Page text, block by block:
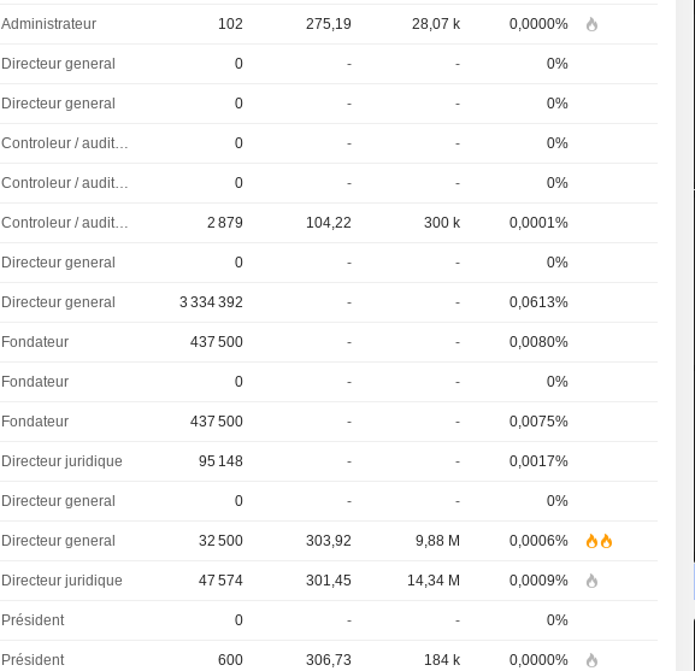
Administrateur 102 275,19 28,07 k 0,0000%
Directeur general 0 - - 0%
Directeur general 0 - - 0%
Controleur / auditeur 0 - - 0%
Controleur / auditeur 0 - - 0%
Controleur / auditeur 2 879 104,22 300 k 0,0001%
Directeur general 0 - - 0%
Directeur general 3 334 392 - - 0,0613%
Fondateur 437 500 - - 0,0080%
Fondateur 0 - - 0%
Fondateur 437 500 - - 0,0075%
Directeur juridique 95 148 - - 0,0017%
Directeur general 0 - - 0%
Directeur general 32 500 303,92 9,88 M 0,0006%
Directeur juridique 47 574 301,45 14,34 M 0,0009%
Président 0 - - 0%
Président 600 306,73 184 k 0,0000%